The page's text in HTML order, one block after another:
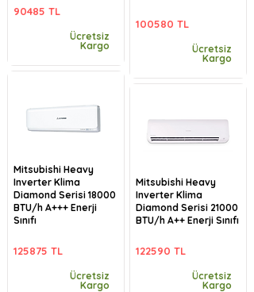
90485 TL
Ücretsiz
Kargo
Mitsubishi Heavy
Inverter Klima
Diamond Serisi 18000
BTU/h A+++ Enerji
Sınıfı
125875 TL
Ücretsiz
Kargo
100580 TL
Ücretsiz
Kargo
Mitsubishi Heavy
Inverter Klima
Diamond Serisi 21000
BTU/h A++ Enerji Sınıfı
122590 TL
Ücretsiz
Kargo